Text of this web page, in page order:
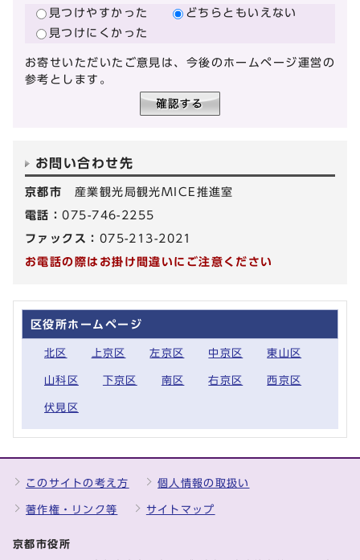
見つけやすかった
どちらともいえない
見つけにくかった
お寄せいただいたご意見は、今後のホームページ運営の
参考とします。
お問い合わせ先
京都市 産業観光局観光MICE推進室
電話：075-746-2255
ファックス： 075-213-2021
お電話の際はお掛け間違いにご注意ください
区役所ホームページ
北区 上京区 左京区 中京区 東山区
山科区 下京区 南区 右京区 西京区
伏見区
このサイトの考え方 個人情報の取扱い
著作権・リンク等 サイトマップ
京都市役所